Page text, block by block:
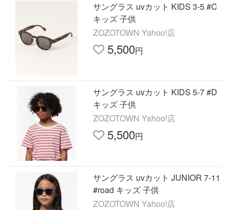
サングラス uvカット KIDS 3-5 #C
キッズ 子供
ZOZOTOWN Yahoo!店
5,500円
サングラス uvカット KIDS 5-7 #D
キッズ 子供
ZOZOTOWN Yahoo!店
5,500円
サングラス uvカット JUNIOR 7-11
#road キッズ 子供
ZOZOTOWN Yahoo!店